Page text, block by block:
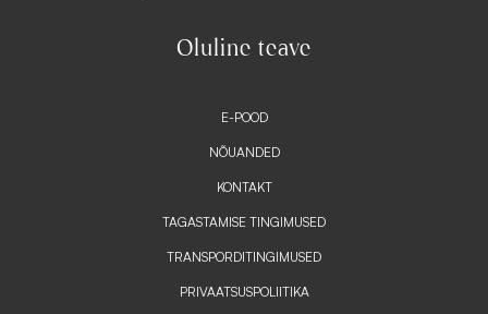
Oluline teave
E-POOD
NÕUANDED
KONTAKT
TAGASTAMISE TINGIMUSED
TRANSPORDITINGIMUSED
PRIVAATSUSPOLIITIKA